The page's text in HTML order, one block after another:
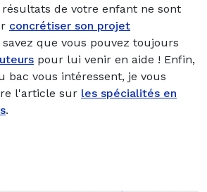
de votre enfant ne sont
concrétiser son projet
savez que vous pouvez toujours
pour lui venir en aide ! Enfin,
bac vous intéressent, je vous
l'article sur les spécialités en
.